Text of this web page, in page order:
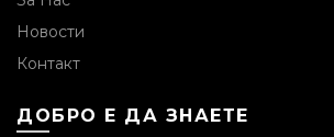
Новости
Контакт
ДОБРО Е ДА ЗНАЕТЕ